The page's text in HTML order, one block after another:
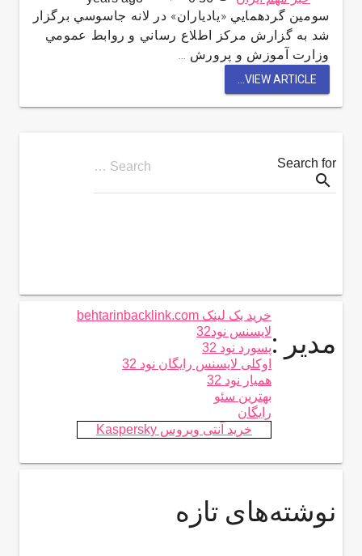
سومين گردهمايي «يادياران» در لانه جاسوسي برگزار
شد به گزارش مركز اطلاع رساني و روابط عمومي
وزارت آموزش و پرورش …
VIEW ARTICLE...
Search for
Search …
search
مدیر :
خرید بک لینک behtarinbacklink.com
لایسنس نود32
پسورد نود 32
اوکلی لایسنس رایگان نود 32
همیار نود 32
بهترین سئو
رایگان
خرید آنتی ویروس Kaspersky
نوشته‌های تازه